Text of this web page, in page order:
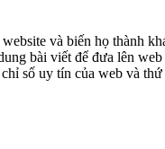
và biến họ thành
bài viết để đưa lên
số uy tín của web và